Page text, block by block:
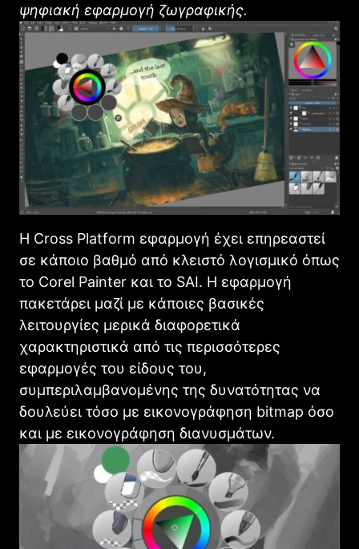
ψηφιακή εφαρμογή ζωγραφικής.
Η Cross Platform εφαρμογή έχει επηρεαστεί
σε κάποιο βαθμό από κλειστό λογισμικό όπως
το Corel Painter και το SAI. Η εφαρμογή
πακετάρει μαζί με κάποιες βασικές
λειτουργίες μερικά διαφορετικά
χαρακτηριστικά από τις περισσότερες
εφαρμογές του είδους του,
συμπεριλαμβανομένης της δυνατότητας να
δουλεύει τόσο με εικονογράφηση bitmap όσο
και με εικονογράφηση διανυσμάτων.